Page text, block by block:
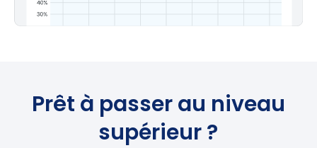
Prêt à passer au niveau
supérieur ?